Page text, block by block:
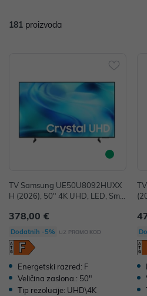
181 proizvoda
TV Samsung UE50U8092HUXX
H (2026), 50" 4K UHD, LED, Sma
378,00 €
Dodatnih -5% uz PROMO KOD
Energetski razred: F
Veličina zaslona.: 50"
Tip rezolucije: UHD\4K